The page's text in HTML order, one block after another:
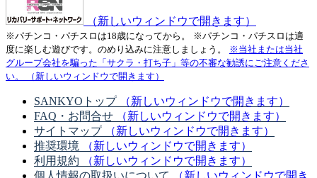
（新しいウィンドウで開きます）
※パチンコ・パチスロは18歳になってから。
※パチンコ・パチスロは適
度に楽しむ遊びです。のめり込みに注意しましょう。
※当社または当社
グループ会社を騙った「サクラ・打ち子」等の不審な勧誘にご注意くださ
い。
（新しいウィンドウで開きます）
SANKYOトップ
（新しいウィンドウで開きます）
FAQ・お問合せ
（新しいウィンドウで開きます）
サイトマップ
（新しいウィンドウで開きます）
推奨環境
（新しいウィンドウで開きます）
利用規約
（新しいウィンドウで開きます）